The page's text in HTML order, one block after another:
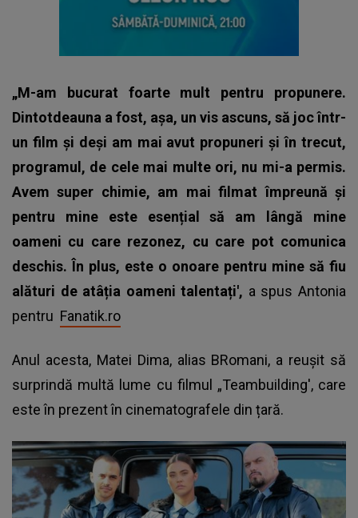
„M-am bucurat foarte mult pentru propunere.
Dintotdeauna a fost, așa, un vis ascuns, să joc într-
un film și deși am mai avut propuneri și în trecut,
programul, de cele mai multe ori, nu mi-a permis.
Avem super chimie, am mai filmat împreună și
pentru mine este esențial să am lângă mine
oameni cu care rezonez, cu care pot comunica
deschis. În plus, este o onoare pentru mine să fiu
alături de atâția oameni talentați', a spus Antonia
pentru Fanatik.ro
Anul acesta, Matei Dima, alias BRomani, a reușit să
surprindă multă lume cu filmul „Teambuilding', care
este în prezent în cinematografele din țară.